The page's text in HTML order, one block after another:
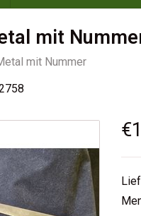
mit
mit Nummer